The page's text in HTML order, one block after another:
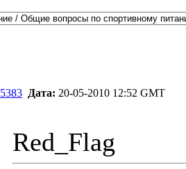
5383 Дата: 20-05-2010 12:52 GMT
Red_Flag